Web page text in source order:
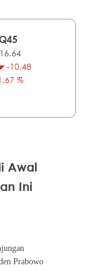
-10.48
%
Awal
Ini
Prabowo